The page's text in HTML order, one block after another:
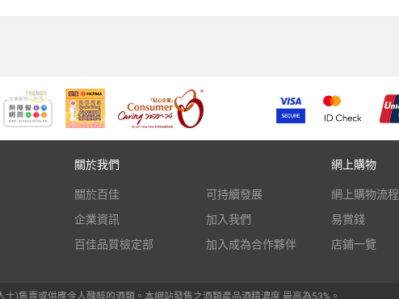
關於我們
關於百佳
企業資訊
百佳品質檢定部
可持續發展
加入我們
加入成為合作夥伴
網上購物
網上購物流程
易賞錢
店鋪一覽
)售賣或供應令人醺醉的酒類。本網站發售之酒類產品酒精濃度 最高為53%。